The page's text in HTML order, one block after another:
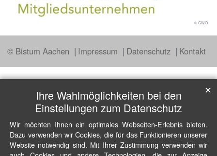
© GWÖ
© Bistum Aachen Impressum Datenschutz Kontakt
Ihre Wahlmöglichkeiten bei den
Einstellungen zum Datenschutz
Wir möchten Ihnen ein optimales Webseiten-Erlebnis bieten.
Dazu verwenden wir Cookies, die für das Funktionieren unserer
Website notwendig sind. Mit Ihrer Zustimmung verwenden wir
✕